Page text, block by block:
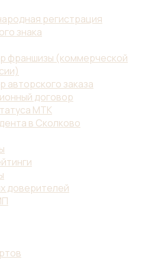
регистрация
знака
франшизы (коммерческой
авторского заказа
договор
МТК
в Сколково
доверителей